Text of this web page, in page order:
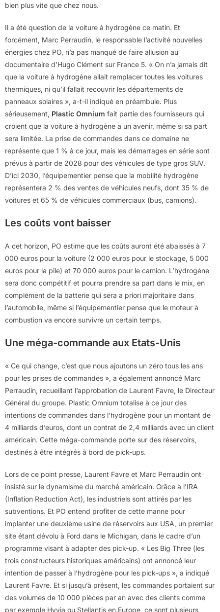
bien plus vite que chez nous.
Il a été question de la voiture à hydrogène ce matin. Et
forcément, Marc Perraudin, le responsable l’activité nouvelles
énergies chez PO, n’a pas manqué de faire allusion au
documentaire d’Hugo Clément sur France 5. « On n’a jamais dit
que la voiture à hydrogène allait remplacer toutes les voitures
thermiques, ni qu’il fallait recouvrir les départements de
panneaux solaires », a-t-il indiqué en préambule. Plus
sérieusement, Plastic Omnium fait partie des fournisseurs qui
croient que la voiture à hydrogène a un avenir, même si sa part
sera limitée. La prise de commandes dans ce domaine ne
représente que 1 % à ce jour, mais les démarrages en série sont
prévus à partir de 2028 pour des véhicules de type gros SUV.
D’ici 2030, l’équipementier pense que la mobilité hydrogène
représentera 2 % des ventes de véhicules neufs, dont 35 % de
voitures et 65 % de véhicules commerciaux (bus, camions).
Les coûts vont baisser
A cet horizon, PO estime que les coûts auront été abaissés à 7
000 euros pour la voiture (2 000 euros pour le stockage, 5 000
euros pour la pile) et 70 000 euros pour le camion. L’hydrogène
sera donc compétitif et pourra prendre sa part dans le mix, en
complément de la batterie qui sera a priori majoritaire dans
l’automobile, même si l’équipementier pense que le moteur à
combustion va encore survivre un certain temps.
Une méga-commande aux Etats-Unis
« Ce qui change, c’est que nous ajoutons un zéro tous les ans
pour les prises de commandes », a également annoncé Marc
Perraudin, recueillant l’approbation de Laurent Favre, le Directeur
Général du groupe. Plastic Omnium totalise à ce jour des
intentions de commandes dans l’hydrogène pour un montant de
4 milliards d’euros, dont un contrat de 2,4 milliards avec un client
américain. Cette méga-commande porte sur des réservoirs,
destinés à être intégrés à bord de pick-ups.
Lors de ce point presse, Laurent Favre et Marc Perraudin ont
insisté sur le dynamisme du marché américain. Grâce à l’IRA
(Inflation Reduction Act), les industriels sont attirés par les
subventions. Et PO entend profiter de cette manne pour
implanter une deuxième usine de réservoirs aux USA, un premier
site étant dévolu à Ford dans le Michigan, dans le cadre d’un
programme visant à adapter des pick-up. « Les Big Three (les
trois constructeurs historiques américains) ont annoncé leur
intention de passer à l’hydrogène pour les pick-ups », a indiqué
Laurent Favre. Et si jusqu’à présent, les commandes portaient sur
des volumes de 10 000 pièces par an avec des clients comme
par exemple Hyvia ou Stellantis en Europe, ce sont plusieurs